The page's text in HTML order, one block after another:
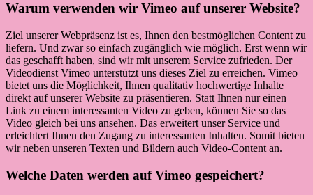
Warum verwenden wir Vimeo auf unserer Website?
Ziel unserer Webpräsenz ist es, Ihnen den bestmöglichen Content zu
liefern. Und zwar so einfach zugänglich wie möglich. Erst wenn wir
das geschafft haben, sind wir mit unserem Service zufrieden. Der
Videodienst Vimeo unterstützt uns dieses Ziel zu erreichen. Vimeo
bietet uns die Möglichkeit, Ihnen qualitativ hochwertige Inhalte
direkt auf unserer Website zu präsentieren. Statt Ihnen nur einen
Link zu einem interessanten Video zu geben, können Sie so das
Video gleich bei uns ansehen. Das erweitert unser Service und
erleichtert Ihnen den Zugang zu interessanten Inhalten. Somit bieten
wir neben unseren Texten und Bildern auch Video-Content an.
Welche Daten werden auf Vimeo gespeichert?